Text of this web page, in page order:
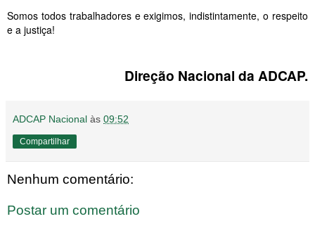
Somos todos trabalhadores e exigimos, indistintamente, o respeito
e a justiça!
Direção Nacional da ADCAP.
ADCAP Nacional às 09:52
Compartilhar
Nenhum comentário:
Postar um comentário